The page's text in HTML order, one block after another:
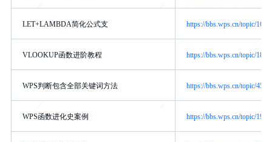
LET+LAMBDA简化公式支 https://bbs.wps.cn/topic/
VLOOKUP函数进阶教程 https://bbs.wps.cn/topic/
WPS判断包含全部关键词方法 https://bbs.wps.cn/topic/
WPS函数进化史案例 https://bbs.wps.cn/topic/